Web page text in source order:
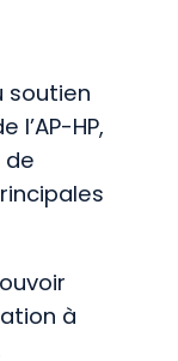
soutien
l’AP-HP,
de
à